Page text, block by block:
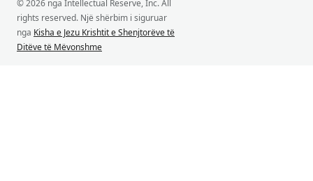
© 2026 nga Intellectual Reserve, Inc. All
rights reserved. Një shërbim i siguruar
nga Kisha e Jezu Krishtit e Shenjtorëve të
Ditëve të Mëvonshme